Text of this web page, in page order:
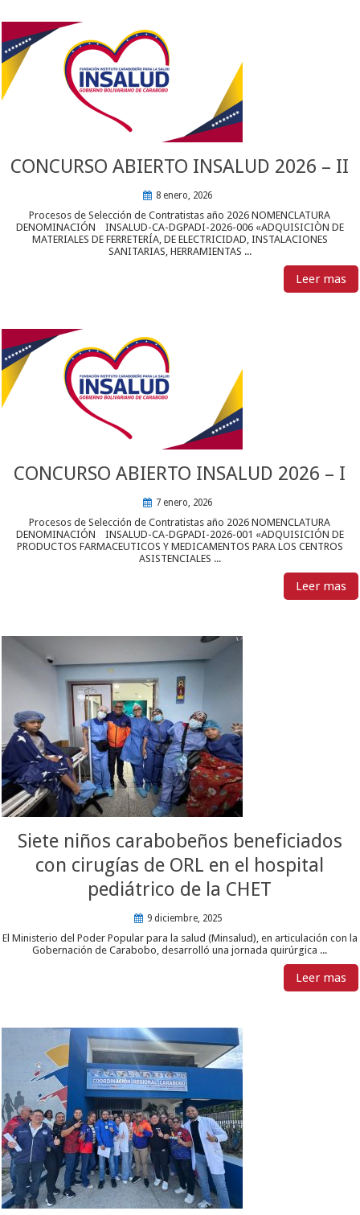
CONCURSO ABIERTO INSALUD 2026 – II
8 enero, 2026
Procesos de Selección de Contratistas año 2026 NOMENCLATURA
DENOMINACIÓN INSALUD-CA-DGPADI-2026-006 «ADQUISICIÒN DE
MATERIALES DE FERRETERÍA, DE ELECTRICIDAD, INSTALACIONES
SANITARIAS, HERRAMIENTAS ...
Leer mas
CONCURSO ABIERTO INSALUD 2026 – I
7 enero, 2026
Procesos de Selección de Contratistas año 2026 NOMENCLATURA
DENOMINACIÓN INSALUD-CA-DGPADI-2026-001 «ADQUISICIÓN DE
PRODUCTOS FARMACEUTICOS Y MEDICAMENTOS PARA LOS CENTROS
ASISTENCIALES ...
Leer mas
Siete niños carabobeños beneficiados
con cirugías de ORL en el hospital
pediátrico de la CHET
9 diciembre, 2025
El Ministerio del Poder Popular para la salud (Minsalud), en articulación con la
Gobernación de Carabobo, desarrolló una jornada quirúrgica ...
Leer mas